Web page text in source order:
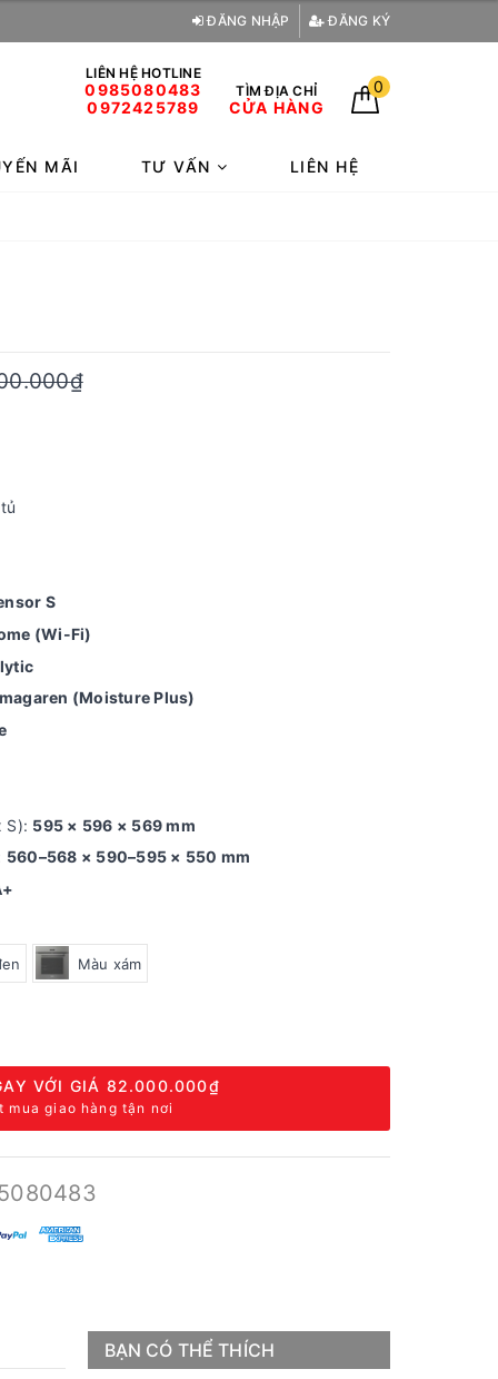
ĐĂNG NHẬP ĐĂNG KÝ
LIÊN HỆ HOTLINE
0985080483
0972425789
TÌM ĐỊA CHỈ
CỬA HÀNG
0
MÃI TƯ VẤN LIÊN HỆ
S
(Wi-Fi)
(Moisture Plus)
S): 595 × 596 × 569 mm
560–568 × 590–595 × 550 mm
Màu xám
VỚI GIÁ 82.000.000₫
mua giao hàng tận nơi
BẠN CÓ THỂ THÍCH